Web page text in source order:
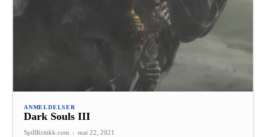
ANMELDELSER
Dark Souls III
SpillKritikk.com - mai 22, 2021